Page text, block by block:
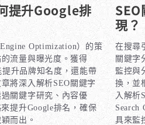
提升Google排
Optimization）的策
流量與曝光度。獲得
升品牌知名度，還能帶
將深入解析SEO關鍵字
關鍵字研究、內容優
提升Google排名，確保
而出。
現？
在搜尋
關鍵字
監控與
換，並
入解析
Search
具來監